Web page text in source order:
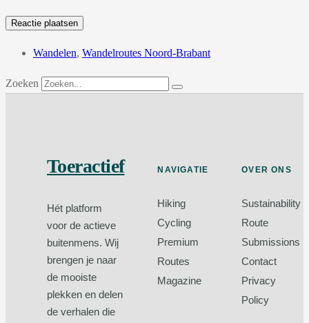
Wandelen, Wandelroutes Noord-Brabant
Zoeken
Toeractief
Hét platform
voor de actieve
buitenmens. Wij
brengen je naar
de mooiste
plekken en delen
de verhalen die
NAVIGATIE
Hiking
Cycling
Premium
Routes
Magazine
OVER ONS
Sustainability
Route
Submissions
Contact
Privacy
Policy